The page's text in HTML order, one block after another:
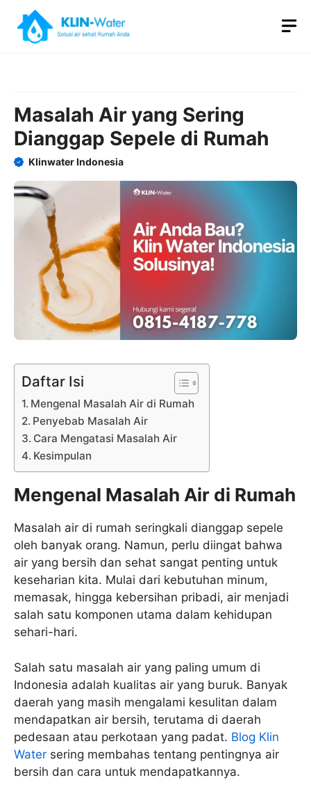
content
Masalah Air yang Sering
Dianggap Sepele di Rumah
Klinwater Indonesia
Daftar Isi
Mengenal Masalah Air di Rumah
Penyebab Masalah Air
Cara Mengatasi Masalah Air
Kesimpulan
Mengenal Masalah Air di Rumah
Masalah air di rumah seringkali dianggap sepele
oleh banyak orang. Namun, perlu diingat bahwa
air yang bersih dan sehat sangat penting untuk
keseharian kita. Mulai dari kebutuhan minum,
memasak, hingga kebersihan pribadi, air menjadi
salah satu komponen utama dalam kehidupan
sehari-hari.
Salah satu masalah air yang paling umum di
Indonesia adalah kualitas air yang buruk. Banyak
daerah yang masih mengalami kesulitan dalam
mendapatkan air bersih, terutama di daerah
pedesaan atau perkotaan yang padat. Blog Klin
Water sering membahas tentang pentingnya air
bersih dan cara untuk mendapatkannya.